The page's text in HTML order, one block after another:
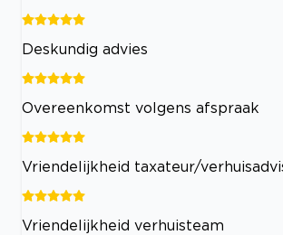
Deskundig advies
Overeenkomst volgens afspraak
Vriendelijkheid taxateur/
Vriendelijkheid verhuisteam